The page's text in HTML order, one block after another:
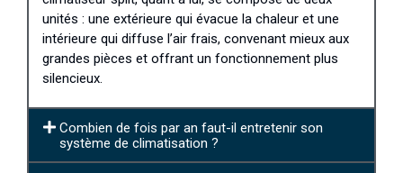
unités : une extérieure qui évacue la chaleur et une
intérieure qui diffuse l’air frais, convenant mieux aux
grandes pièces et offrant un fonctionnement plus
silencieux.
Combien de fois par an faut-il entretenir son
système de climatisation ?